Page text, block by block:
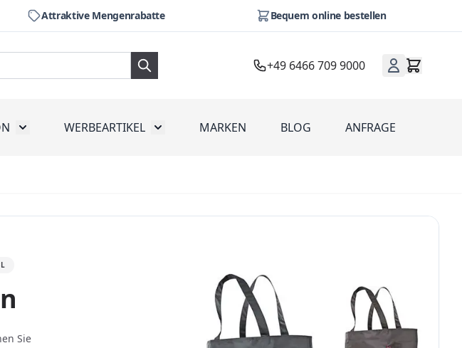
Attraktive Mengenrabatte Bequem online bestellen
+49 6466 709 9000
Toggle submenu for Promotion
WERBEARTIKEL Toggle submenu for Werbeartikel
MARKEN BLOG ANFRAGE
Sie